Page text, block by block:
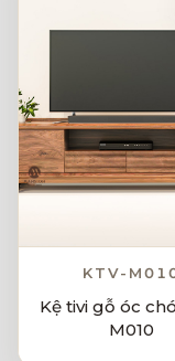
KTV-
Kệ tivi gỗ óc
M010